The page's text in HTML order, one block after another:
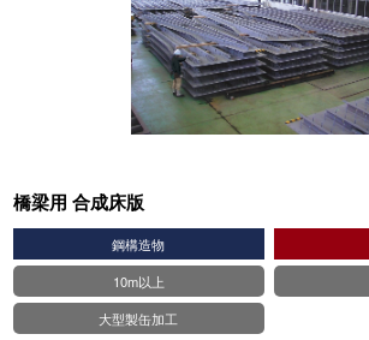
橋梁用 合成床版
鋼構造物
10m以上
大型製缶加工